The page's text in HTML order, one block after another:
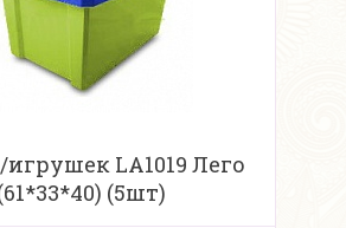
LA1019 Лего
(5шт)